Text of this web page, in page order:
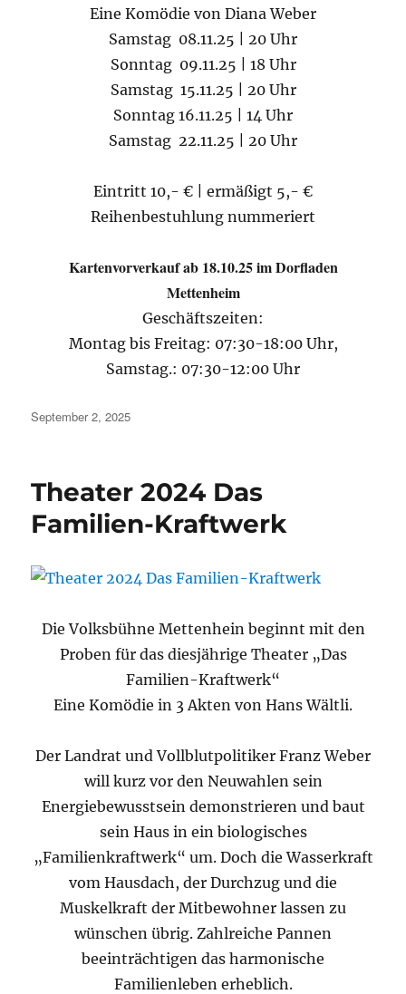
Eine Komödie von Diana Weber
Samstag 08.11.25 | 20 Uhr
Sonntag 09.11.25 | 18 Uhr
Samstag 15.11.25 | 20 Uhr
Sonntag 16.11.25 | 14 Uhr
Samstag 22.11.25 | 20 Uhr
Eintritt 10,- € | ermäßigt 5,- €
Reihenbestuhlung nummeriert
Kartenvorverkauf ab 18.10.25 im Dorfladen
Mettenheim
Geschäftszeiten:
Montag bis Freitag: 07:30-18:00 Uhr,
Samstag.: 07:30-12:00 Uhr
Veröffentlicht
September 2, 2025
Theater 2024 Das
Familien-Kraftwerk
Die Volksbühne Mettenhein beginnt mit den
Proben für das diesjährige Theater „Das
Familien-Kraftwerk“
Eine Komödie in 3 Akten von Hans Wältli.
Der Landrat und Vollblutpolitiker Franz Weber
will kurz vor den Neuwahlen sein
Energiebewusstsein demonstrieren und baut
sein Haus in ein biologisches
„Familienkraftwerk“ um. Doch die Wasserkraft
vom Hausdach, der Durchzug und die
Muskelkraft der Mitbewohner lassen zu
wünschen übrig. Zahlreiche Pannen
beeinträchtigen das harmonische
Familienleben erheblich.